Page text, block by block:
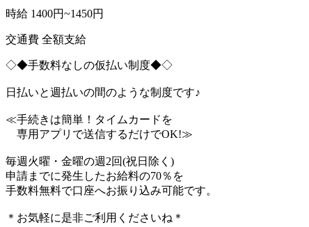
時給 1400円~1450円
交通費 全額支給
◇◆手数料なしの仮払い制度◆◇
日払いと週払いの間のような制度です♪
≪手続きは簡単！タイムカードを
専用アプリで送信するだけでOK!≫
毎週火曜・金曜の週2回(祝日除く)
申請までに発生したお給料の70％を
手数料無料で口座へお振り込み可能です。
＊お気軽に是非ご利用くださいね＊